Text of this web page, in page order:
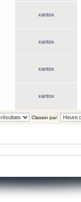
xantox
xantox
xantox
xantox
Classer par: